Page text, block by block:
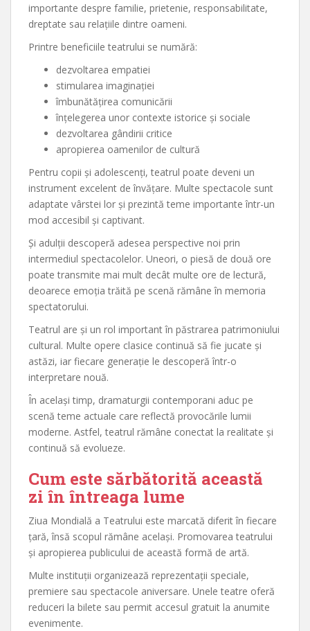
importante despre familie, prietenie, responsabilitate,
dreptate sau relațiile dintre oameni.
Printre beneficiile teatrului se numără:
dezvoltarea empatiei
stimularea imaginației
îmbunătățirea comunicării
înțelegerea unor contexte istorice și sociale
dezvoltarea gândirii critice
apropierea oamenilor de cultură
Pentru copii și adolescenți, teatrul poate deveni un
instrument excelent de învățare. Multe spectacole sunt
adaptate vârstei lor și prezintă teme importante într-un
mod accesibil și captivant.
Și adulții descoperă adesea perspective noi prin
intermediul spectacolelor. Uneori, o piesă de două ore
poate transmite mai mult decât multe ore de lectură,
deoarece emoția trăită pe scenă rămâne în memoria
spectatorului.
Teatrul are și un rol important în păstrarea patrimoniului
cultural. Multe opere clasice continuă să fie jucate și
astăzi, iar fiecare generație le descoperă într-o
interpretare nouă.
În același timp, dramaturgii contemporani aduc pe
scenă teme actuale care reflectă provocările lumii
moderne. Astfel, teatrul rămâne conectat la realitate și
continuă să evolueze.
Cum este sărbătorită această
zi în întreaga lume
Ziua Mondială a Teatrului este marcată diferit în fiecare
țară, însă scopul rămâne același. Promovarea teatrului
și apropierea publicului de această formă de artă.
Multe instituții organizează reprezentații speciale,
premiere sau spectacole aniversare. Unele teatre oferă
reduceri la bilete sau permit accesul gratuit la anumite
evenimente.